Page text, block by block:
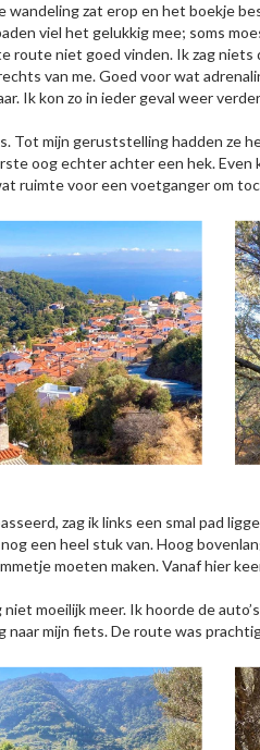
wandeling zat erop en het boekje
viel het gelukkig mee; soms
route niet goed vinden. Ik zag
van me. Goed voor wat
Ik kon zo in ieder geval weer
Tot mijn geruststelling hadden ze
oog echter achter een hek.
ruimte voor een voetganger om
zag ik links een smal pad
een heel stuk van. Hoog
moeten maken. Vanaf hier
niet moeilijk meer. Ik hoorde de
naar mijn fiets. De route was